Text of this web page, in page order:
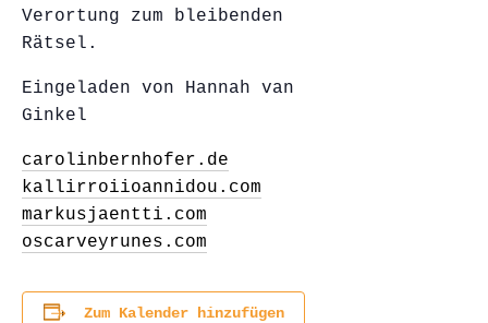
Verortung zum bleibenden
Rätsel.
Eingeladen von Hannah van
Ginkel
carolinbernhofer.de
kallirroiioannidou.com
markusjaentti.com
oscarveyrunes.com
Zum Kalender hinzufügen